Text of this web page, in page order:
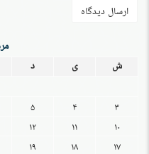
ش
ی د
۳
۴ ۵
۱۰
۱۱ ۱۲
۱۷
۱۸ ۱۹